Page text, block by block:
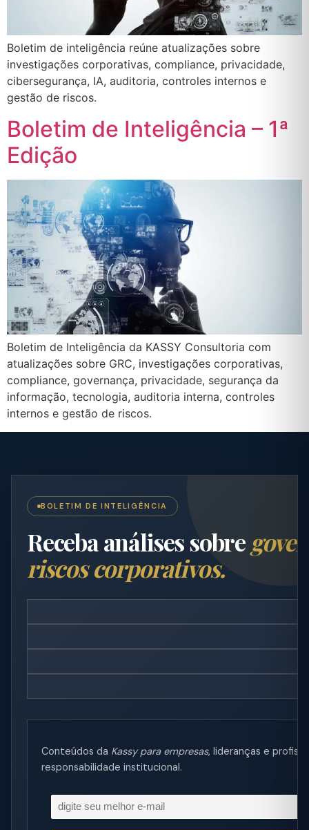
Boletim de inteligência reúne atualizações sobre
investigações corporativas, compliance, privacidade,
cibersegurança, IA, auditoria, controles internos e
gestão de riscos.
Boletim de Inteligência – 1ª
Edição
Boletim de Inteligência da KASSY Consultoria com
atualizações sobre GRC, investigações corporativas,
compliance, governança, privacidade, segurança da
informação, tecnologia, auditoria interna, controles
internos e gestão de riscos.
BOLETIM DE INTELIGÊNCIA
Receba análises sobre
riscos corporativos.
Conteúdos da Kassy para empresas, lideranças e
responsabilidade institucional.